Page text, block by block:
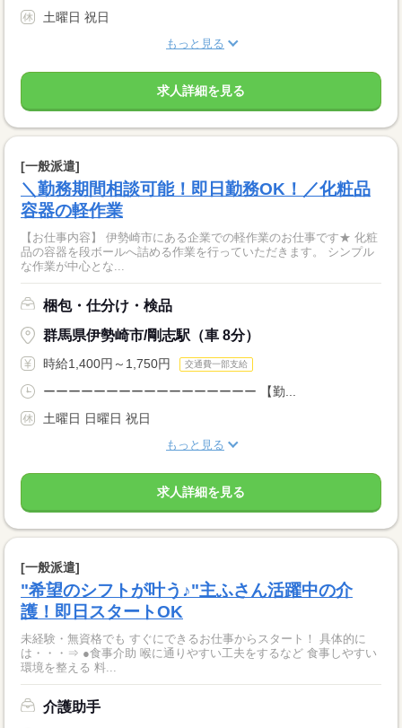
土曜日 祝日
もっと見る
求人詳細を見る
[一般派遣]
＼勤務期間相談可能！即日勤務OK！／化粧品
容器の軽作業
【お仕事内容】 伊勢崎市にある企業での軽作業のお仕事です★ 化粧
品の容器を段ボールへ詰める作業を行っていただきます。 シンプル
な作業が中心とな...
梱包・仕分け・検品
群馬県伊勢崎市/剛志駅（車 8分）
時給1,400円～1,750円 交通費一部支給
ーーーーーーーーーーーーーーーーー 【勤...
土曜日 日曜日 祝日
もっと見る
求人詳細を見る
[一般派遣]
"希望のシフトが叶う♪"主ふさん活躍中の介
護！即日スタートOK
未経験・無資格でも すぐにできるお仕事からスタート！ 具体的に
は・・・⇒ ●食事介助 喉に通りやすい工夫をするなど 食事しやすい
環境を整える 料...
介護助手